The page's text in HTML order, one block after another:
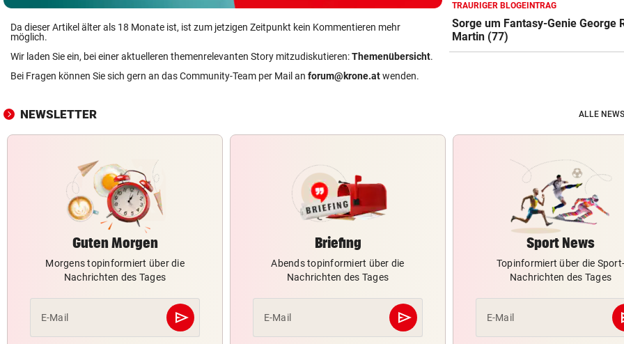
Da dieser Artikel älter als 18 Monate ist, ist zum jetzigen Zeitpunkt kein Kommentieren mehr
möglich.
Wir laden Sie ein, bei einer aktuelleren themenrelevanten Story mitzudiskutieren:Themenübersicht.
Bei Fragen können Sie sich gern an das Community-Team per Mail an forum@krone.atwenden.
TRAURIGER BLOGEINTRAG
Sorge um Fantasy-Genie George
Martin (77)
NEWSLETTER ALLE
Guten Morgen
Morgens topinformiert über die
Nachrichten des Tages
E-Mail send
Abschicken
Briefing
Abends topinformiert über die
Nachrichten des Tages
E-Mail send
Abschicken
Sport News
Topinformiert über die Sport-
Nachrichten des Tages
E-Mail